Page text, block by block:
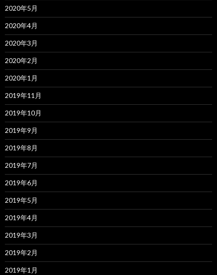
2020年5月
2020年4月
2020年3月
2020年2月
2020年1月
2019年11月
2019年10月
2019年9月
2019年8月
2019年7月
2019年6月
2019年5月
2019年4月
2019年3月
2019年2月
2019年1月